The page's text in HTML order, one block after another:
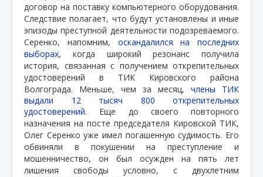
договор на поставку компьютерного оборудования.
Следствие полагает, что будут установлены и иные
эпизоды преступной деятельности подозреваемого.
Серенко, напомним, оскандалился на последних
выборах, когда широкий резонанс получила
история, связанная с получением открепительных
удостоверений в ТИК Кировского района
Волгограда. Меньше, чем за месяц, члены ТИК
выдали 12 тысяч 800 открепительных
удостоверений. Еще до своего повторного
назначения на посте председателя Кировской ТИК,
Олег Серенко уже имел погашенную судимость. Его
обвиняли в покушении на преступление и
мошенничество, он был осужден на пять лет
лишения свободы условно, с двухлетним